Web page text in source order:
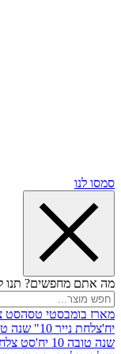
תנו לנו לעזור
טסה
יח'
צלחת נייר
סט צלחות שנה טובה לבן